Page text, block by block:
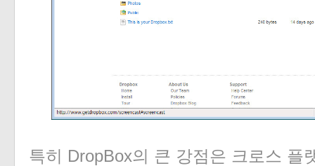
특히 DropBox의 큰 강점은 크로스 플